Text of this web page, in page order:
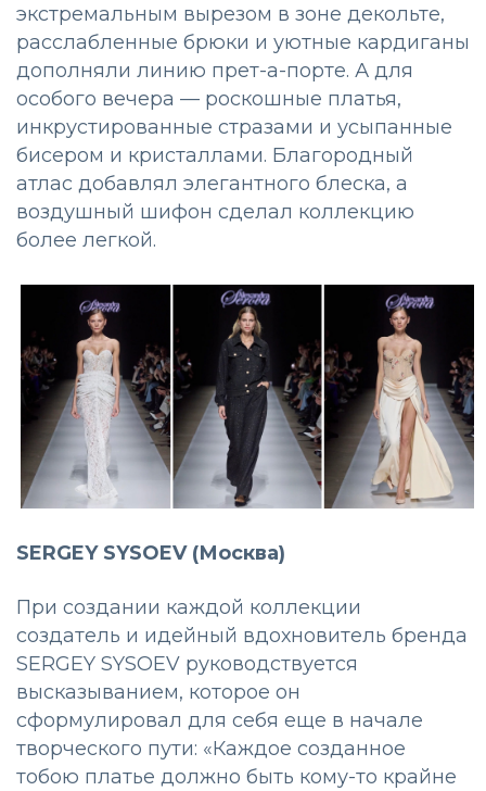
экстремальным вырезом в зоне декольте,
расслабленные брюки и уютные кардиганы
дополняли линию прет-а-порте. А для
особого вечера — роскошные платья,
инкрустированные стразами и усыпанные
бисером и кристаллами. Благородный
атлас добавлял элегантного блеска, а
воздушный шифон сделал коллекцию
более легкой.
SERGEY SYSOEV (Москва)
При создании каждой коллекции
создатель и идейный вдохновитель бренда
SERGEY SYSOEV руководствуется
высказыванием, которое он
сформулировал для себя еще в начале
творческого пути: «Каждое созданное
тобою платье должно быть кому-то крайне